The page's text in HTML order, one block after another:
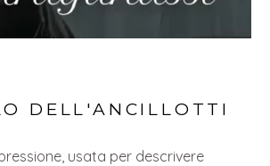
DELL'ANCILLOTTI
usata per descrivere